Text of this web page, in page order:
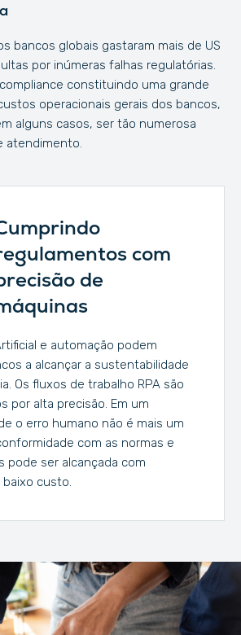
bancos globais gastaram mais de US
por inúmeras falhas regulatórias.
constituindo uma grande
operacionais gerais dos bancos,
alguns casos, ser tão numerosa
atendimento.
com
de
e automação podem
a alcançar a sustentabilidade
Os fluxos de trabalho RPA são
por alta precisão. Em um
o erro humano não é mais um
com as normas e
pode ser alcançada com
custo.